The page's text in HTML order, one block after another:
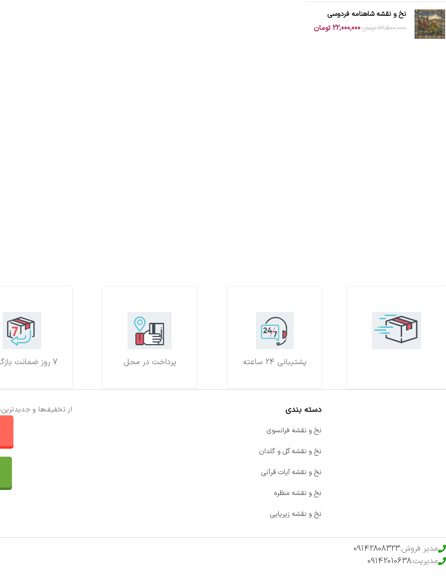
نخ و نقشه شاهنامه فردوسی
22,500,000 تومان 22,000,000تومان
7 روز ضمانت بازگشت پرداخت در محل پشتیبانی 24 ساعته
از تخفیف‌ها و دسته بندی
نخ و نقشه فرانسوی
نخ و نقشه گل و گلدان
نخ و نقشه آیات قرآنی
نخ و نقشه منظره
نخ و نقشه زیرپایی
مدیر فروش:09142808323
مدیریت:09142010638